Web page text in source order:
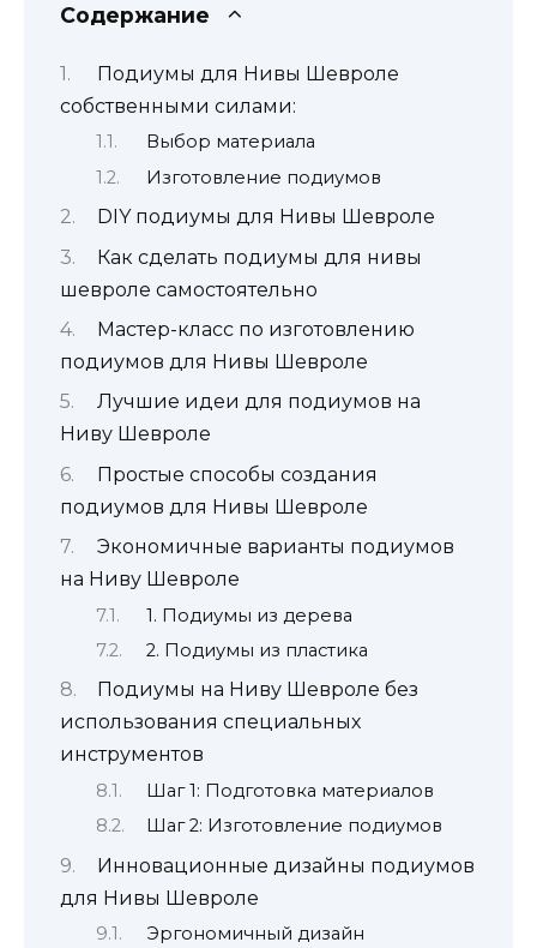
Содержание
Подиумы для Нивы Шевроле
собственными силами:
Выбор материала
Изготовление подиумов
DIY подиумы для Нивы Шевроле
Как сделать подиумы для нивы
шевроле самостоятельно
Мастер-класс по изготовлению
подиумов для Нивы Шевроле
Лучшие идеи для подиумов на
Ниву Шевроле
Простые способы создания
подиумов для Нивы Шевроле
Экономичные варианты подиумов
на Ниву Шевроле
1. Подиумы из дерева
2. Подиумы из пластика
Подиумы на Ниву Шевроле без
использования специальных
инструментов
Шаг 1: Подготовка материалов
Шаг 2: Изготовление подиумов
Инновационные дизайны подиумов
для Нивы Шевроле
Эргономичный дизайн